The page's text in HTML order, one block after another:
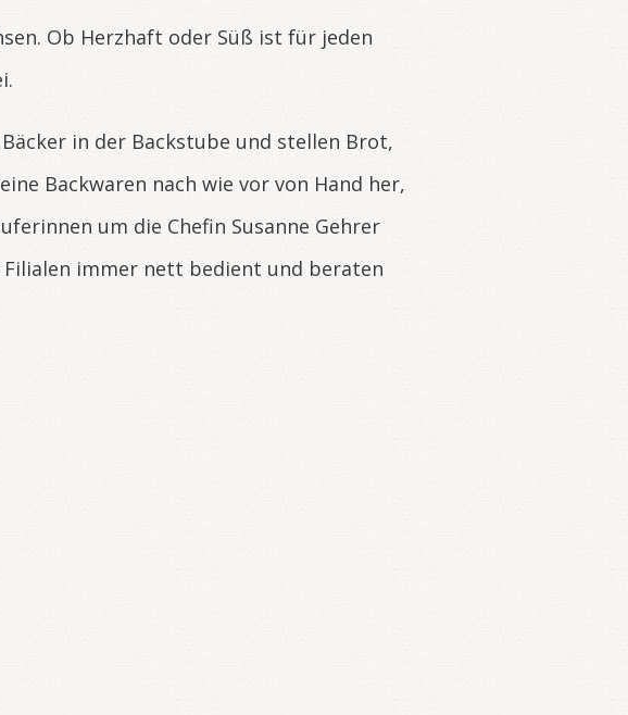
Ob Herzhaft oder Süß ist für jeden
in der Backstube und stellen Brot,
Backwaren nach wie vor von Hand her,
um die Chefin Susanne Gehrer
immer nett bedient und beraten